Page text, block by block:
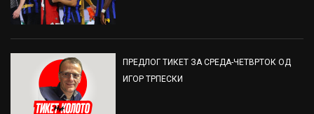
ПРЕДЛОГ ТИКЕТ ЗА СРЕДА-ЧЕТВРТОК ОД
ИГОР ТРПЕСКИ